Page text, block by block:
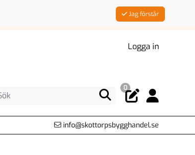
Jag förstår
Logga in
0
info@skottorpsbygghandel.se